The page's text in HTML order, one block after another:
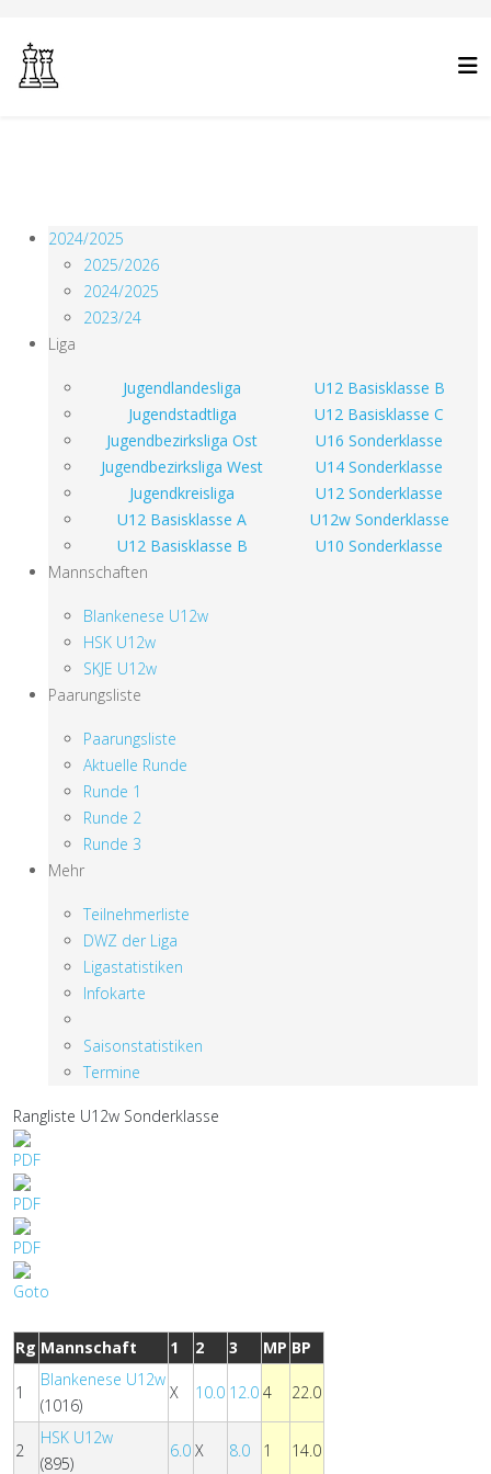
2024/2025
2025/2026
2024/2025
2023/24
Liga
Jugendlandesliga
U12 Basisklasse B
Jugendstadtliga
U12 Basisklasse C
Jugendbezirksliga Ost
U16 Sonderklasse
Jugendbezirksliga West
U14 Sonderklasse
Jugendkreisliga
U12 Sonderklasse
U12 Basisklasse A
U12w Sonderklasse
U12 Basisklasse B
U10 Sonderklasse
Mannschaften
Blankenese U12w
HSK U12w
SKJE U12w
Paarungsliste
Paarungsliste
Aktuelle Runde
Runde 1
Runde 2
Runde 3
Mehr
Teilnehmerliste
DWZ der Liga
Ligastatistiken
Infokarte
Saisonstatistiken
Termine
Rangliste U12w Sonderklasse
Rg Mannschaft 1 2 3 MP BP
1
Blankenese U12w
(1016)
X 10.0 12.0 4 22.0
2
HSK U12w
(895)
6.0 X 8.0 1 14.0